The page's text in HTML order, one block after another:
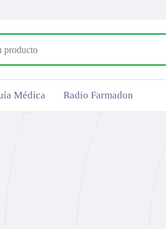
Médica Radio Farmadon